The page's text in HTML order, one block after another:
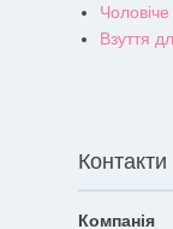
Чоловіче
Взуття
Контакти